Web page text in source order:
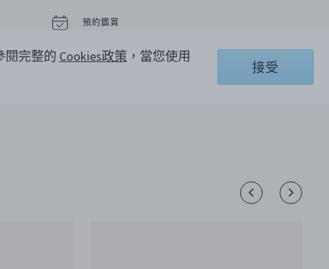
卉的不同配置而展現千姿百媚。
此作品堪稱自然與藝術的精采結合。
預約鑑賞
閱完整的 Cookies政策，當您使用
接受